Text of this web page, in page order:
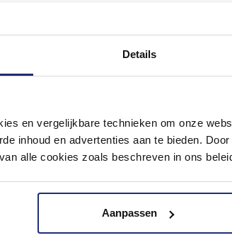
Details
en vergelijkbare technieken om onze
inhoud en advertenties aan te bieden.
alle cookies zoals beschreven in ons
Aanpassen
op Instagram met